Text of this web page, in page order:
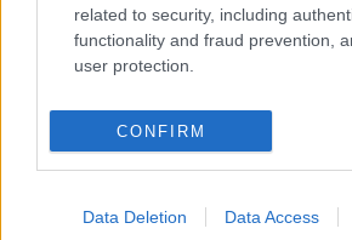
related to security, including
functionality and fraud prevention,
user protection.
CONFIRM
Data Deletion Data Access
Διαβάστε ακόμη
Δημιούργησαν με AI
λίγες ώρες - Γιατί
επιστήμονες
Σαν το τρομακτικό It:
κλόουν μαχαίρωσε